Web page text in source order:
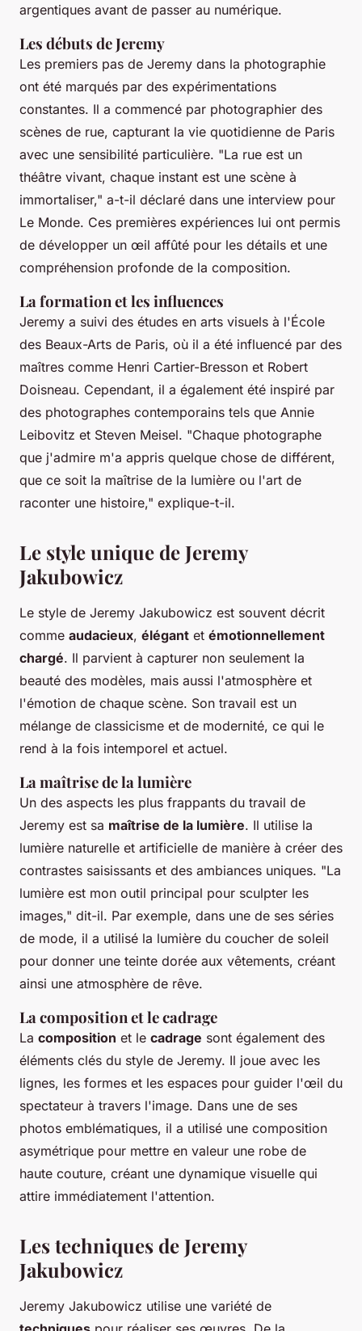
argentiques avant de passer au numérique.
Les débuts de Jeremy
Les premiers pas de Jeremy dans la photographie
ont été marqués par des expérimentations
constantes. Il a commencé par photographier des
scènes de rue, capturant la vie quotidienne de Paris
avec une sensibilité particulière. "La rue est un
théâtre vivant, chaque instant est une scène à
immortaliser," a-t-il déclaré dans une interview pour
Le Monde. Ces premières expériences lui ont permis
de développer un œil affûté pour les détails et une
compréhension profonde de la composition.
La formation et les influences
Jeremy a suivi des études en arts visuels à l'École
des Beaux-Arts de Paris, où il a été influencé par des
maîtres comme Henri Cartier-Bresson et Robert
Doisneau. Cependant, il a également été inspiré par
des photographes contemporains tels que Annie
Leibovitz et Steven Meisel. "Chaque photographe
que j'admire m'a appris quelque chose de différent,
que ce soit la maîtrise de la lumière ou l'art de
raconter une histoire," explique-t-il.
Le style unique de Jeremy
Jakubowicz
Le style de Jeremy Jakubowicz est souvent décrit
comme audacieux, élégant et émotionnellement
chargé. Il parvient à capturer non seulement la
beauté des modèles, mais aussi l'atmosphère et
l'émotion de chaque scène. Son travail est un
mélange de classicisme et de modernité, ce qui le
rend à la fois intemporel et actuel.
La maîtrise de la lumière
Un des aspects les plus frappants du travail de
Jeremy est sa maîtrise de la lumière. Il utilise la
lumière naturelle et artificielle de manière à créer des
contrastes saisissants et des ambiances uniques. "La
lumière est mon outil principal pour sculpter les
images," dit-il. Par exemple, dans une de ses séries
de mode, il a utilisé la lumière du coucher de soleil
pour donner une teinte dorée aux vêtements, créant
ainsi une atmosphère de rêve.
La composition et le cadrage
La composition et le cadrage sont également des
éléments clés du style de Jeremy. Il joue avec les
lignes, les formes et les espaces pour guider l'œil du
spectateur à travers l'image. Dans une de ses
photos emblématiques, il a utilisé une composition
asymétrique pour mettre en valeur une robe de
haute couture, créant une dynamique visuelle qui
attire immédiatement l'attention.
Les techniques de Jeremy
Jakubowicz
Jeremy Jakubowicz utilise une variété de